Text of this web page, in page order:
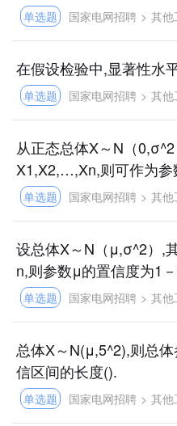
单选题 国家电网招聘 > 其他
在假设检验中,显著性水
单选题 国家电网招聘 > 其他
从正态总体X～N（
X1,X2,…,Xn,则可作为
单选题 国家电网招聘 > 其他
设总体X～N（μ,σ^2）,
n,则参数μ的置信度为1
单选题 国家电网招聘 > 其他
总体X～N(μ,5^2),则总
信区间的长度().
单选题 国家电网招聘 > 其他